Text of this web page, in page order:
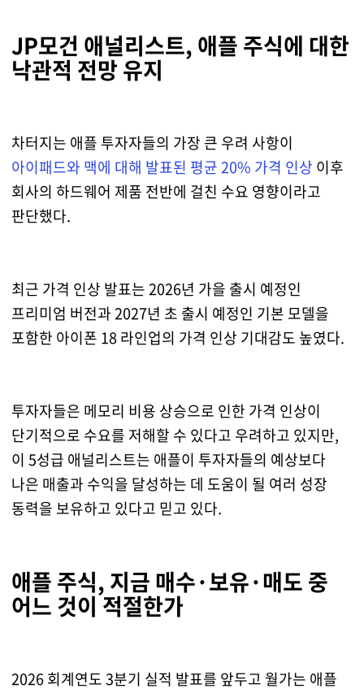
JP모건 애널리스트, 애플 주식에 대한
낙관적 전망 유지
차터지는 애플 투자자들의 가장 큰 우려 사항이
아이패드와 맥에 대해 발표된 평균 20% 가격 인상 이후
회사의 하드웨어 제품 전반에 걸친 수요 영향이라고
판단했다.
최근 가격 인상 발표는 2026년 가을 출시 예정인
프리미엄 버전과 2027년 초 출시 예정인 기본 모델을
포함한 아이폰 18 라인업의 가격 인상 기대감도 높였다.
투자자들은 메모리 비용 상승으로 인한 가격 인상이
단기적으로 수요를 저해할 수 있다고 우려하고 있지만,
이 5성급 애널리스트는 애플이 투자자들의 예상보다
나은 매출과 수익을 달성하는 데 도움이 될 여러 성장
동력을 보유하고 있다고 믿고 있다.
애플 주식, 지금 매수·보유·매도 중
어느 것이 적절한가
2026 회계연도 3분기 실적 발표를 앞두고 월가는 애플